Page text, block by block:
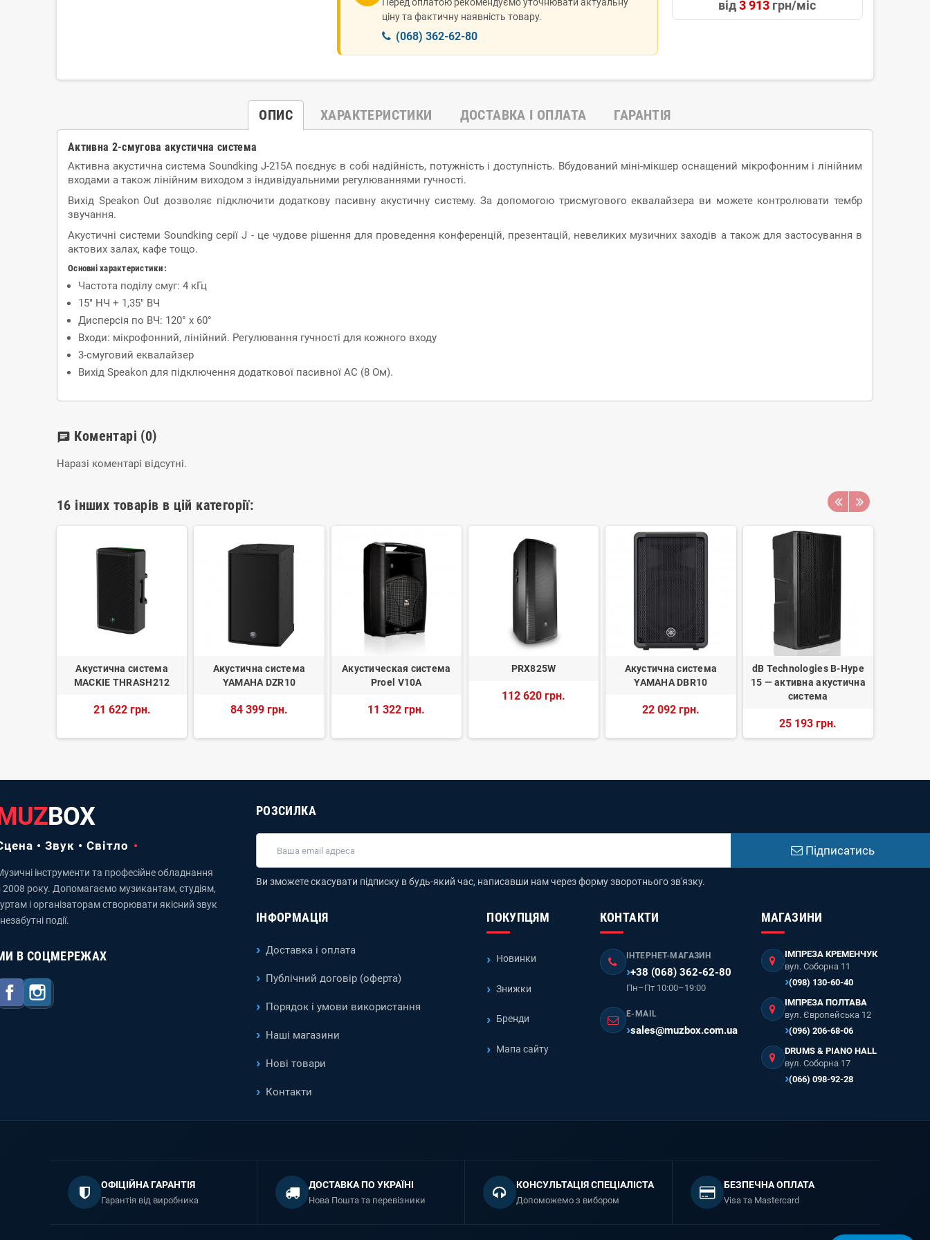
ціну та фактичну наявність товару.
(068) 362-62-80
від3 913 грн/міс
ОПИС ХАРАКТЕРИСТИКИ ДОСТАВКА І ОПЛАТА ГАРАНТІЯ
Активна 2-смугова акустична система
Активна акустична система Soundking J-215A поєднує в собі надійність, потужність і доступність. Вбудований міні-мікшер оснащений мікрофонним і лінійним
входами а також лінійним виходом з індивідуальними регулюваннями гучності.
Вихід Speakon Out дозволяє підключити додаткову пасивну акустичну систему. За допомогою трисмугового еквалайзера ви можете контролювати тембр
звучання.
Акустичні системи Soundking серії J - це чудове рішення для проведення конференцій, презентацій, невеликих музичних заходів а також для застосування в
актових залах, кафе тощо.
Основні характеристики:
Частота поділу смуг: 4 кГц
15" НЧ + 1,35" ВЧ
Дисперсія по ВЧ: 120° х 60°
Входи: мікрофонний, лінійний. Регулювання гучності для кожного входу
3-смуговий еквалайзер
Вихід Speakon для підключення додаткової пасивної АС (8 Ом).
chat Коментарі (0)
Наразі коментарі відсутні.
16 інших товарів в цій категорії:
Акустична система
MACKIE THRASH212
21 622 грн.
Акустична система
YAMAHA DZR10
84 399 грн.
Акустическая система
Proel V10A
11 322 грн.
PRX825W
112 620 грн.
Акустична система
YAMAHA DBR10
22 092 грн.
dB Technologies B-Hype
15 — активна акустична
система
25 193 грн.
BOX
• Звук • Світло
інструменти та професійне обладнання
2008 року. Допомагаємо музикантам, студіям,
і організаторам створювати якісний звук
незабутні події.
В СОЦМЕРЕЖАХ
Facebook
РОЗСИЛКА
Підписатись
Ви зможете скасувати підписку в будь-який час, написавши нам через форму зворотнього зв'язку.
ІНФОРМАЦІЯ
Доставка і оплата
Публічний договір (оферта)
Порядок і умови використання
Наші магазини
Нові товари
Контакти
ПОКУПЦЯМ
Новинки
Знижки
Бренди
Мапа сайту
КОНТАКТИ
ІНТЕРНЕТ-МАГАЗИН
+38 (068) 362-62-80
Пн–Пт 10:00–19:00
E-MAIL
sales@muzbox.com.ua
МАГАЗИНИ
ІМПРЕЗА КРЕМЕНЧУК
вул. Соборна 11
(098) 130-60-40
ІМПРЕЗА ПОЛТАВА
вул. Європейська 12
(096) 206-68-06
DRUMS & PIANO HALL
вул. Соборна 17
(066) 098-92-28
ОФІЦІЙНА ГАРАНТІЯ
Гарантія від виробника
ДОСТАВКА ПО УКРАЇНІ
Нова Пошта та перевізники
КОНСУЛЬТАЦІЯ СПЕЦІАЛІСТА
Допоможемо з вибором
БЕЗПЕЧНА ОПЛАТА
Visa та Mastercard